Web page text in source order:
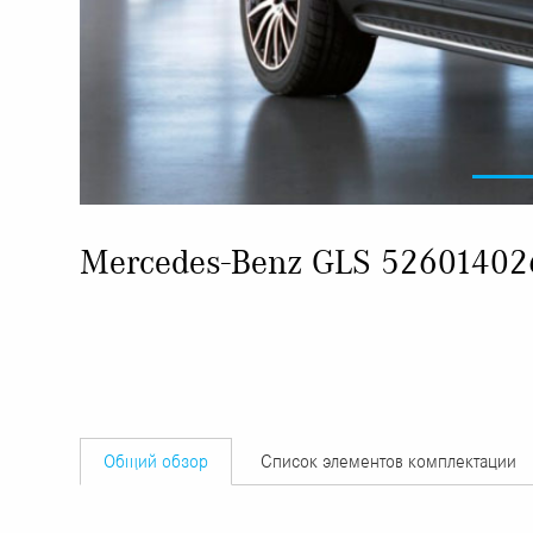
Mercedes-Benz GLS
Общий обзор Список элементов комплектации